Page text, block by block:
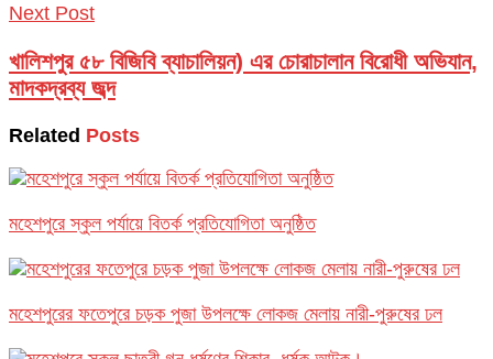
Next Post
খালিশপুর ৫৮ বিজিবি ব্যাচালিয়ন) এর চোরাচালান বিরোধী অভিযান,
মাদকদ্রব্য জব্দ
Related Posts
মহেশপুরে স্কুল পর্যায়ে বিতর্ক প্রতিযোগিতা অনুষ্ঠিত
মহেশপুরের ফতেপুরে চড়ক পুজা উপলক্ষে লোকজ মেলায় নারী-পুরুষের ঢল